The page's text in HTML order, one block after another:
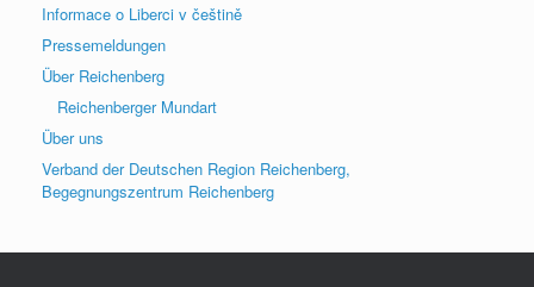
Informace o Liberci v češtině
Pressemeldungen
Über Reichenberg
Reichenberger Mundart
Über uns
Verband der Deutschen Region Reichenberg,
Begegnungszentrum Reichenberg